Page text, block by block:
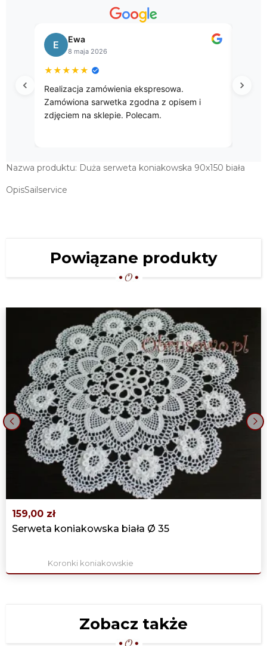
ŚWIĄTECZNY OBRUS GOBELINOWY
E Ewa
8 maja 2026
★★★★★
Realizacja zamówienia ekspresowa.
Zamówiona sarwetka zgodna z opisem i
zdjęciem na sklepie. Polecam.
Nazwa produktu: Duża serweta koniakowska 90x150 biała
OpisSailservice
Powiązane produkty
159,00 zł
Serweta koniakowska biała Ø 35
Koronki koniakowskie
Zobacz także